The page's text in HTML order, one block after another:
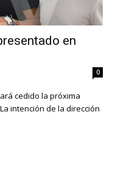
en
0
cedido la próxima
intención de la dirección